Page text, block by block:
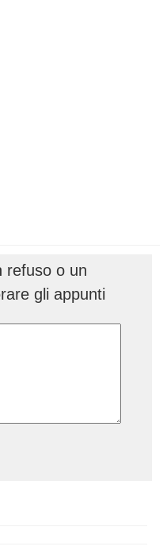
refuso o un
gli appunti